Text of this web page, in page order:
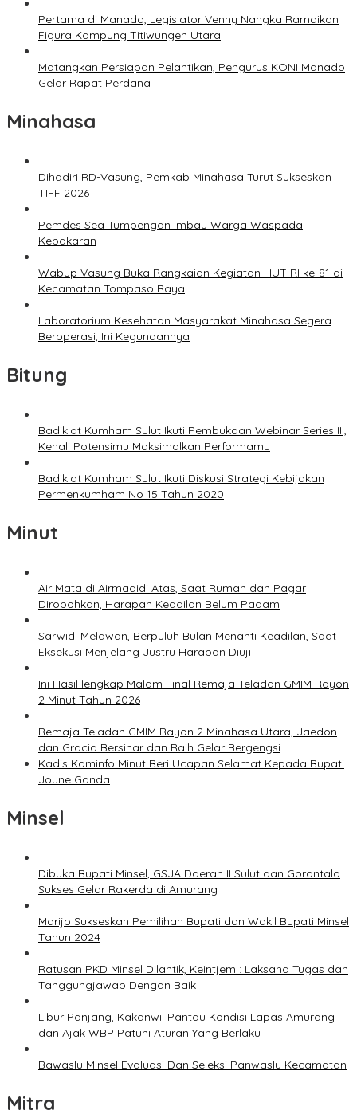
Pertama di Manado, Legislator Venny Nangka Ramaikan
Figura Kampung Titiwungen Utara
Matangkan Persiapan Pelantikan, Pengurus KONI Manado
Gelar Rapat Perdana
Minahasa
Dihadiri RD-Vasung, Pemkab Minahasa Turut Sukseskan
TIFF 2026
Pemdes Sea Tumpengan Imbau Warga Waspada
Kebakaran
Wabup Vasung Buka Rangkaian Kegiatan HUT RI ke-81 di
Kecamatan Tompaso Raya
Laboratorium Kesehatan Masyarakat Minahasa Segera
Beroperasi, Ini Kegunaannya
Bitung
Badiklat Kumham Sulut Ikuti Pembukaan Webinar Series III,
Kenali Potensimu Maksimalkan Performamu
Badiklat Kumham Sulut Ikuti Diskusi Strategi Kebijakan
Permenkumham No 15 Tahun 2020
Minut
Air Mata di Airmadidi Atas, Saat Rumah dan Pagar
Dirobohkan, Harapan Keadilan Belum Padam
Sarwidi Melawan, Berpuluh Bulan Menanti Keadilan, Saat
Eksekusi Menjelang Justru Harapan Diuji
Ini Hasil lengkap Malam Final Remaja Teladan GMIM Rayon
2 Minut Tahun 2026
Remaja Teladan GMIM Rayon 2 Minahasa Utara, Jaedon
dan Gracia Bersinar dan Raih Gelar Bergengsi
Kadis Kominfo Minut Beri Ucapan Selamat Kepada Bupati
Joune Ganda
Minsel
Dibuka Bupati Minsel, GSJA Daerah II Sulut dan Gorontalo
Sukses Gelar Rakerda di Amurang
Marijo Sukseskan Pemilihan Bupati dan Wakil Bupati Minsel
Tahun 2024
Ratusan PKD Minsel Dilantik, Keintjem : Laksana Tugas dan
Tanggungjawab Dengan Baik
Libur Panjang, Kakanwil Pantau Kondisi Lapas Amurang
dan Ajak WBP Patuhi Aturan Yang Berlaku
Bawaslu Minsel Evaluasi Dan Seleksi Panwaslu Kecamatan
Mitra